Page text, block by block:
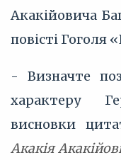
Акакійовича
повісті Гоголя
- Визначте
характеру
висновки
Акакія